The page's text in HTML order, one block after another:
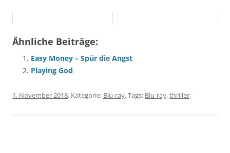
Ähnliche Beiträge:
Easy Money – Spür die Angst
Playing God
1. November 2018, Kategorie: Blu-ray, Tags: Blu-ray,thriller.